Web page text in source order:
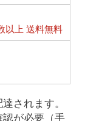
以上 送料無料
されます。
が必要（手